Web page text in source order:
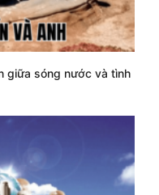
giữa sóng nước và tình